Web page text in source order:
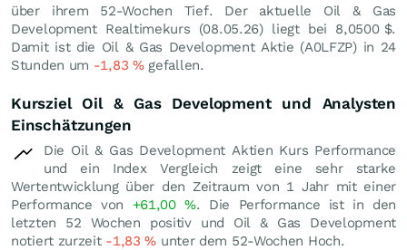
über ihrem 52-Wochen Tief. Der aktuelle Oil & Gas
Development Realtimekurs (08.05.26) liegt bei 8,0500 $.
Damit ist die Oil & Gas Development Aktie (A0LFZP) in 24
Stunden um -1,83 %gefallen.
Kursziel Oil & Gas Development und Analysten
Einschätzungen
Die Oil & Gas Development Aktien Kurs Performance
und ein Index Vergleich zeigt eine sehr starke
Wertentwicklung über den Zeitraum von 1 Jahr mit einer
Performance von +61,00%. Die Performance ist in den
letzten 52 Wochen positiv und Oil & Gas Development
notiert zurzeit -1,83% unter dem 52-Wochen Hoch.